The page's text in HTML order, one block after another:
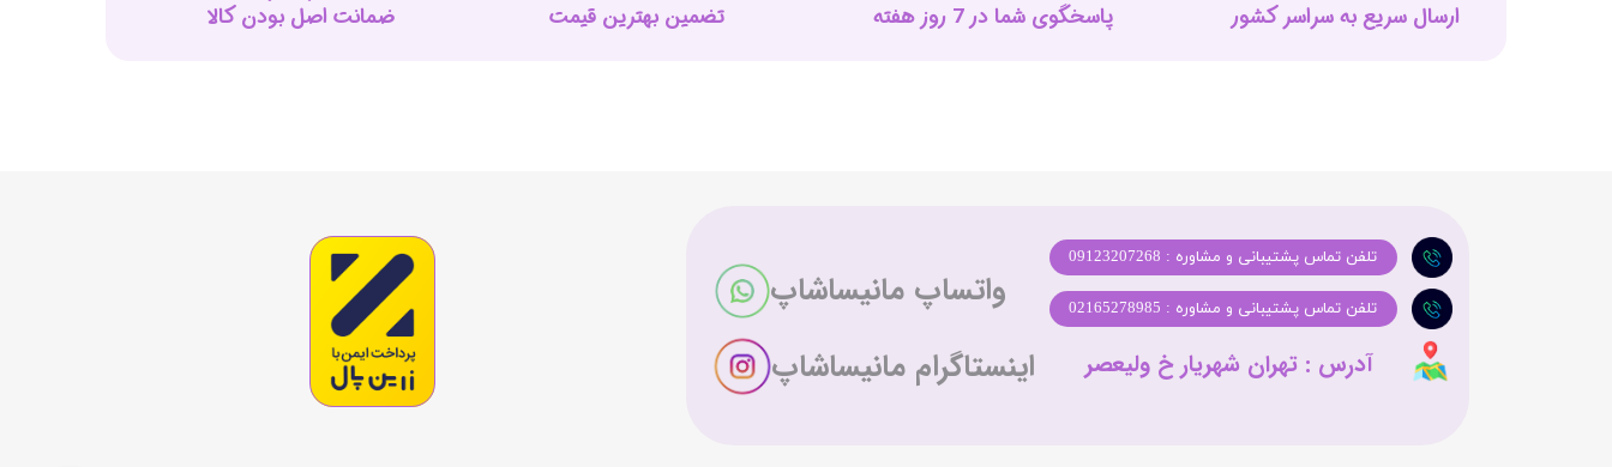
ضمانت اصل بودن کالا تضمین بهترین قیمت پاسخگوی شما در 7 روز هفته ارسال سریع به سراسر کشور
تلفن تماس پشتیبانی و مشاوره : 09123207268
تلفن تماس پشتیبانی و مشاوره : 02165278985
واتساپ مانیساشاپ
اینستاگرام مانیساشاپ